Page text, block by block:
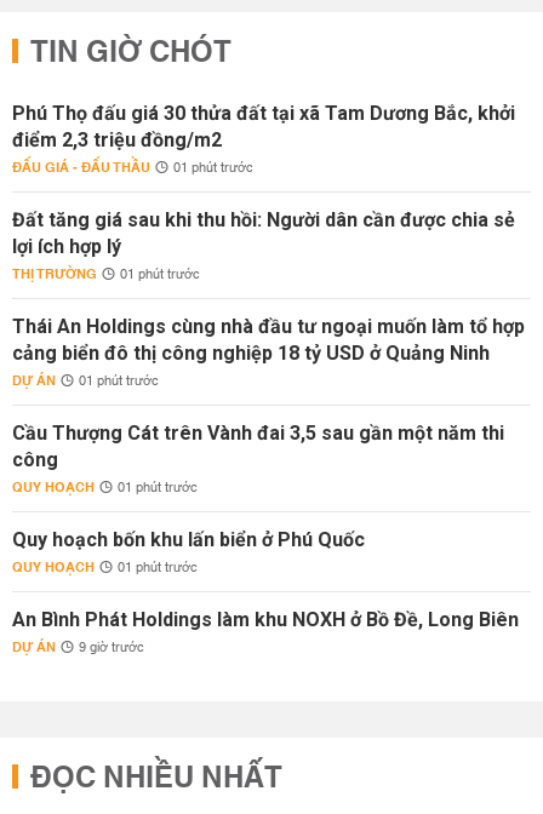
TIN GIỜ CHÓT
Phú Thọ đấu giá 30 thửa đất tại xã Tam Dương Bắc, khởi
điểm 2,3 triệu đồng/m2
ĐẤU GIÁ - ĐẤU THẦU 01 phút trước
Đất tăng giá sau khi thu hồi: Người dân cần được chia sẻ
lợi ích hợp lý
THỊ TRƯỜNG 01 phút trước
Thái An Holdings cùng nhà đầu tư ngoại muốn làm tổ hợp
cảng biển đô thị công nghiệp 18 tỷ USD ở Quảng Ninh
DỰ ÁN 01 phút trước
Cầu Thượng Cát trên Vành đai 3,5 sau gần một năm thi
công
QUY HOẠCH 01 phút trước
Quy hoạch bốn khu lấn biển ở Phú Quốc
QUY HOẠCH 01 phút trước
An Bình Phát Holdings làm khu NOXH ở Bồ Đề, Long Biên
DỰ ÁN 9 giờ trước
ĐỌC NHIỀU NHẤT